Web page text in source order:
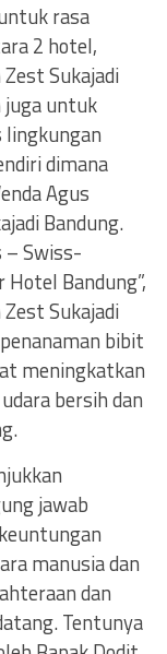
rasa
2 hotel,
Sukajadi
juga untuk
lingkungan
dimana
Agus
Bandung.
– Swiss-
Bandung”,
Sukajadi
bibit
meningkatkan
bersih dan
jawab
manusia dan
dan
Tentunya